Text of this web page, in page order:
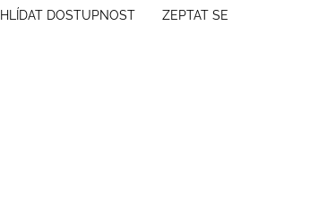
ZEPTAT SE
HLÍDAT DOSTUPNOST